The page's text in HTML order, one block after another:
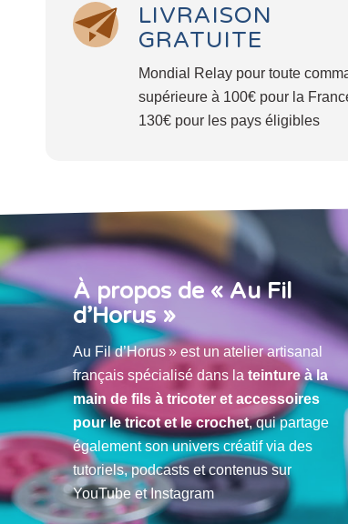
LIVRAISON
GRATUITE
Mondial Relay pour toute
supérieure à 100€ pour la
130€ pour les pays éligibles
À propos de « Au Fil
d’Horus »
Au Fil d’Horus » est un atelier artisanal
français spécialisé dans la teinture à la
main de fils à tricoter et accessoires
pour le tricot et le crochet, qui partage
également son univers créatif via des
tutoriels, podcasts et contenus sur
YouTube et Instagram